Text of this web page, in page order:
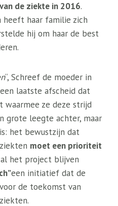
de ziekte in 2016.
heeft haar familie zich
hij om haar de best
“, Schreef de moeder in
laatste afscheid dat
ze deze strijd
grote leegte achter, maar
het bewustzijn dat
moet een prioriteit
het project blijven
een initiatief dat de
de toekomst van